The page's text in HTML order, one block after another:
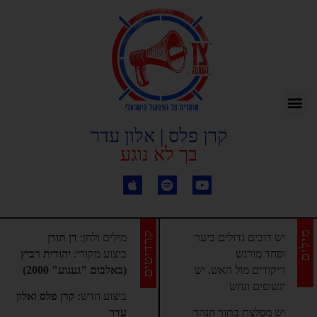
קרן פלס | אלון עדר
בך לא נוגע
מילים קרדיטים
יש דובים גדולים ביער
ופחד מורגש
ריקודים מול האש, יש
ינשופים ונחש
יש מפלצת בתוך הנהר
מילים ולחן: דן תורן
ביצוע מקורי: יהודית רביץ
(באלבום "געגוע" 2000)
ביצוע חדש: קרן פלס ואלון
עדר